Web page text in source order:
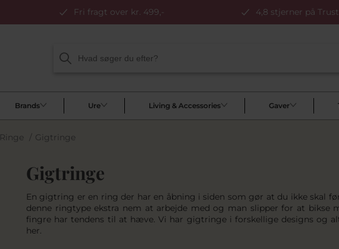
Fri fragt over kr. 499,- 4,8 stjerner på
Brands Ure Living & Accessories Gaver
Ringe / Gigtringe
Gigtringe
En gigtring er en ring der har en åbning i siden som gør at du ikke skal
denne ringtype ekstra nem at arbejde med og man slipper for at
fingre har tendens til at hæve. Vi har gigtringe i forskellige designs og
her.